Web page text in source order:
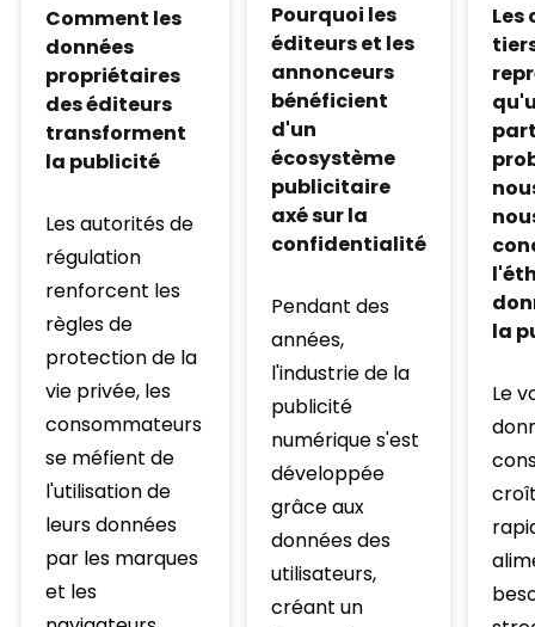
Comment les
données
propriétaires
des éditeurs
transforment
la publicité
Les autorités de
régulation
renforcent les
règles de
protection de la
vie privée, les
consommateurs
se méfient de
l'utilisation de
leurs données
par les marques
et les
Pourquoi les
éditeurs et les
annonceurs
bénéficient
d'un
écosystème
publicitaire
axé sur la
confidentialité
Pendant des
années,
l'industrie de la
publicité
numérique s'est
développée
grâce aux
données des
utilisateurs,
créant un
Les
la
Le